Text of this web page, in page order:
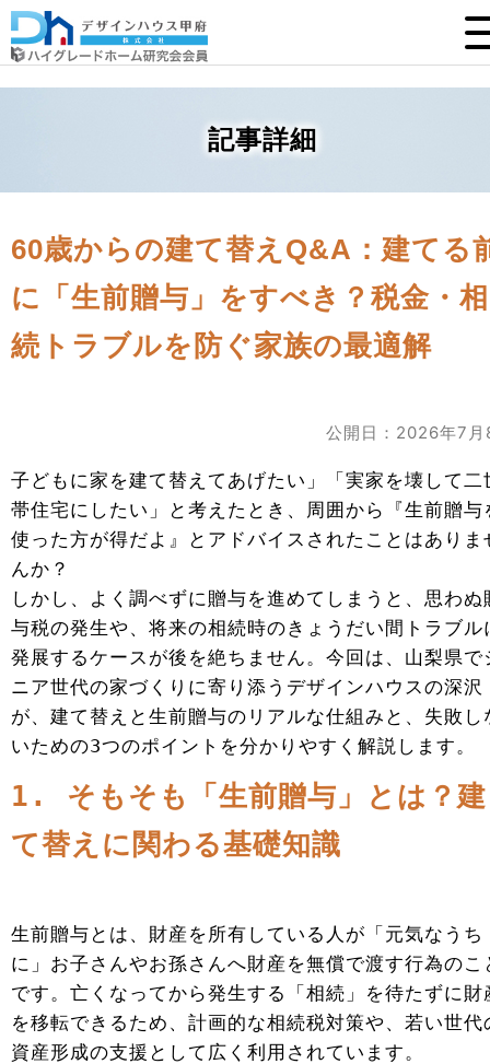
記事詳細
60歳からの建て替えQ&A：建てる
に「生前贈与」をすべき？税金・相
続トラブルを防ぐ家族の最適解
公開日：2026年7月
子どもに家を建て替えてあげたい」「実家を壊して二
帯住宅にしたい」と考えたとき、周囲から『生前贈与
使った方が得だよ』とアドバイスされたことはありま
んか？
しかし、よく調べずに贈与を進めてしまうと、思わぬ
与税の発生や、将来の相続時のきょうだい間トラブル
発展するケースが後を絶ちません。今回は、山梨県で
ニア世代の家づくりに寄り添うデザインハウスの深沢
が、建て替えと生前贈与のリアルな仕組みと、失敗し
いための3つのポイントを分かりやすく解説します。
1. そもそも「生前贈与」とは？建
て替えに関わる基礎知識
生前贈与とは、財産を所有している人が「元気なうち
に」お子さんやお孫さんへ財産を無償で渡す行為のこ
です。亡くなってから発生する「相続」を待たずに財
を移転できるため、計画的な相続税対策や、若い世代
資産形成の支援として広く利用されています。